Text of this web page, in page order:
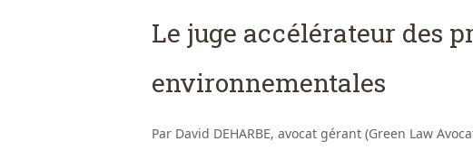
Le juge accélérateur des
environnementales
Par David DEHARBE, avocat gérant (Green Law